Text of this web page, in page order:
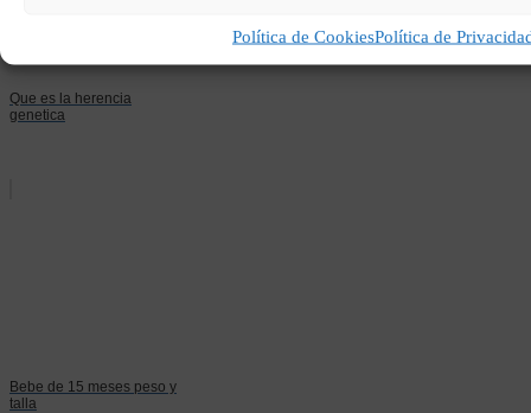
Política de CookiesPolítica de
Que es la herencia
genetica
Bebe de 15 meses peso y
talla